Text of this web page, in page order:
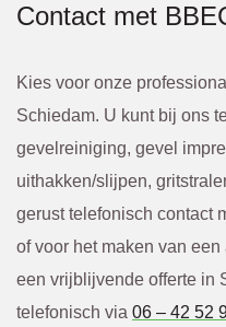
Contact met
Kies voor onze
Schiedam. U kunt bij ons
gevelreiniging, gevel
uithakken/slijpen,
gerust telefonisch contact
of voor het maken van
een vrijblijvende offerte in
telefonisch via 06 – 42 52